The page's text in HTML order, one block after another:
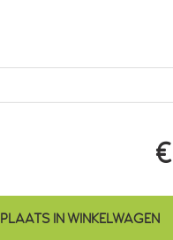
€
PLAATS IN WINKELWAGEN